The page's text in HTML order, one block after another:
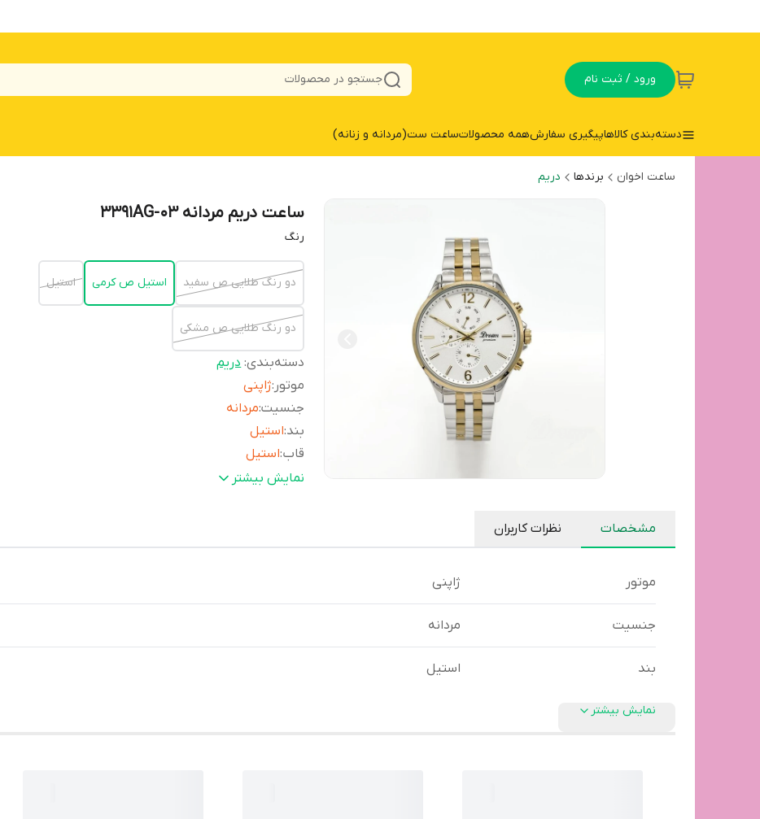
ورود / ثبت نام جستجو در محصولات
دسته‌بندی کالاهاپیگیری سفارشهمه محصولاتساعت ست(مردانه و زنانه)
ساعت اخوان برندها دریم
ساعت دریم مردانه 3391AG-03
رنگ
دو رنگ طلایی ص سفید استیل ص کرمی استیل
دو رنگ طلایی ص مشکی
دسته‌بندی:دریم
موتور :ژاپنی
جنسیت:مردانه
بند:استیل
قاب:استیل
ماه و هفته شمار
نمایش بیشتر
مشخصات نظرات کاربران
موتور ژاپنی
جنسیت مردانه
بند استیل
نمایش بیشتر